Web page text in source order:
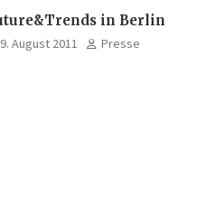
in Berlin
9. August 2011 Presse